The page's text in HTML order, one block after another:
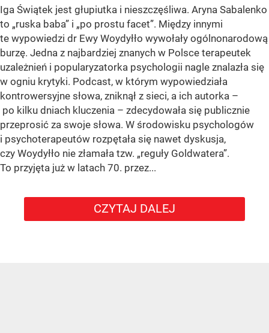
Iga Świątek jest głupiutka i nieszczęśliwa. Aryna Sabalenko
to „ruska baba” i „po prostu facet”. Między innymi
te wypowiedzi dr Ewy Woydyłło wywołały ogólnonarodową
burzę. Jedna z najbardziej znanych w Polsce terapeutek
uzależnień i popularyzatorka psychologii nagle znalazła się
w ogniu krytyki. Podcast, w którym wypowiedziała
kontrowersyjne słowa, zniknął z sieci, a ich autorka –
po kilku dniach kluczenia – zdecydowała się publicznie
przeprosić za swoje słowa. W środowisku psychologów
i psychoterapeutów rozpętała się nawet dyskusja,
czy Woydyłło nie złamała tzw. „reguły Goldwatera”.
To przyjęta już w latach 70. przez...
CZYTAJ DALEJ